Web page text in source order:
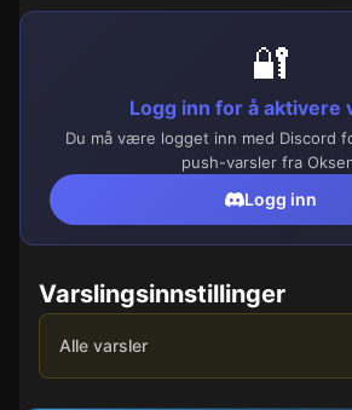
🔐
Logg inn for å aktivere
Du må være logget inn med Discord
push-varsler fra
Logg inn
Varslingsinnstillinger
Alle varsler